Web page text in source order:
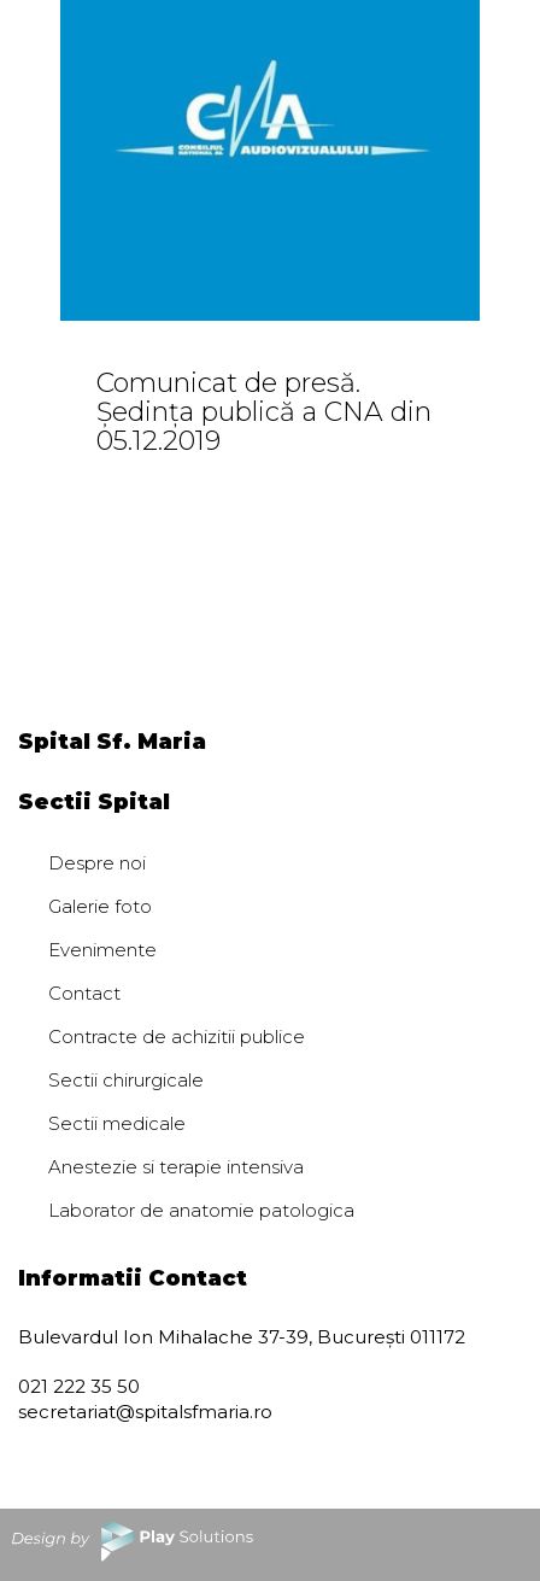
Comunicat de presă.
Ședința publică a CNA din
05.12.2019
Spital Sf. Maria
Sectii Spital
Despre noi
Galerie foto
Evenimente
Contact
Contracte de achizitii publice
Sectii chirurgicale
Sectii medicale
Anestezie si terapie intensiva
Laborator de anatomie patologica
Informatii Contact
Bulevardul Ion Mihalache 37-39, București 011172
021 222 35 50
secretariat@spitalsfmaria.ro